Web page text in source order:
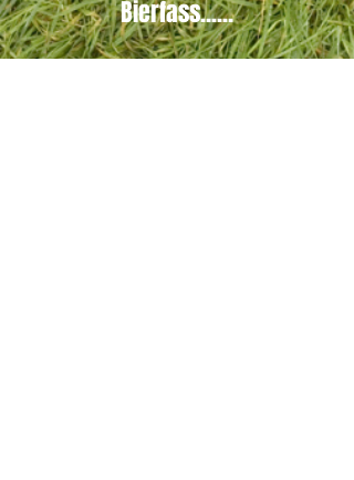
Bierfass......